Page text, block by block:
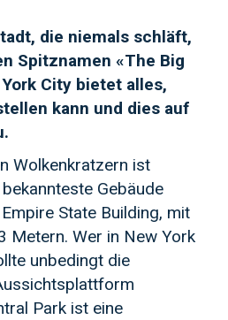
die niemals schläft,
Spitznamen «The Big
City bietet alles,
kann und dies auf
Wolkenkratzern ist
Gebäude
State Building, mit
Metern. Wer in New York
unbedingt die
Park ist eine